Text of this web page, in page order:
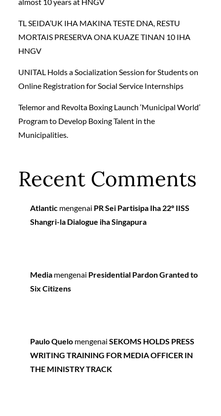
TL SEIDA’UK IHA MAKINA TESTE DNA, RESTU
MORTAIS PRESERVA ONA KUAZE TINAN 10 IHA
HNGV
UNITAL Holds a Socialization Session for Students on
Online Registration for Social Service Internships
Telemor and Revolta Boxing Launch ‘Municipal World’
Program to Develop Boxing Talent in the
Municipalities.
Recent Comments
Atlantic mengenai PR Sei Partisipa Iha 22º IISS
Shangri-la Dialogue iha Singapura
Media mengenai Presidential Pardon Granted to
Six Citizens
Paulo Quelo mengenaiSEKOMS HOLDS PRESS
WRITING TRAINING FOR MEDIA OFFICER IN
THE MINISTRY TRACK